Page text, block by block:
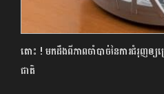
តោះ ! មកដឹងពីភាពចាំបាច់នៃការជំរុញឲ្យប្
ជាតិ